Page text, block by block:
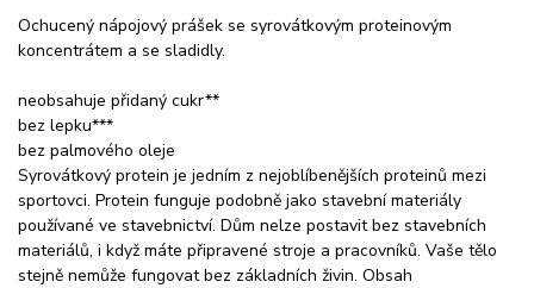
Ochucený nápojový prášek se syrovátkovým proteinovým
koncentrátem a se sladidly.
neobsahuje přidaný cukr**
bez lepku***
bez palmového oleje
Syrovátkový protein je jedním z nejoblíbenějších proteinů mezi
sportovci. Protein funguje podobně jako stavební materiály
používané ve stavebnictví. Dům nelze postavit bez stavebních
materiálů, i když máte připravené stroje a pracovníků. Vaše tělo
stejně nemůže fungovat bez základních živin. Obsah